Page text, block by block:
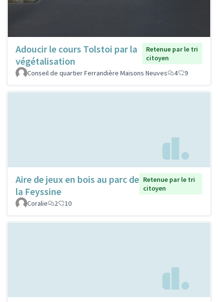
Adoucir le cours Tolstoi par la
végétalisation
Retenue par le tri
citoyen
Conseil de quartier Ferrandière Maisons Neuves
4 9
Aire de jeux en bois au parc de
la Feyssine
Retenue par le tri
citoyen
Coralie
2 10